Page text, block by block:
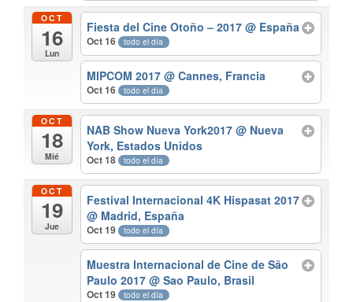
OCT
16
Lun
Fiesta del Cine Otoño – 2017@ España
Oct 16 todo el día
MIPCOM 2017@ Cannes, Francia
Oct 16 todo el día
OCT
18
Mié
NAB Show Nueva York2017@ Nueva
York, Estados Unidos
Oct 18 todo el día
OCT
19
Jue
Festival Internacional 4K Hispasat 2017
@ Madrid, España
Oct 19 todo el día
Muestra Internacional de Cine de São
Paulo 2017@ Sao Paulo, Brasil
Oct 19 todo el día